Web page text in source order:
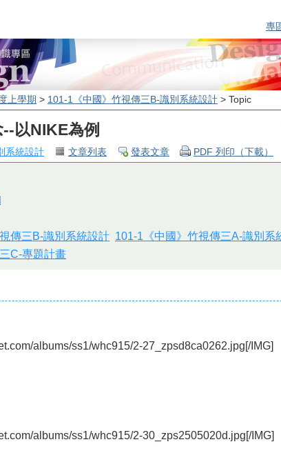
專
上學期 > 101-1《中國》竹視傳三B-識別系統設計 > Topic
以NIKE為例
系統設計 文章列表 發表文章 PDF 列印（下載）
傳三B-識別系統設計 101-1《中國》竹視傳三A-識別系
C-專題計畫
albums/ss1/whc915/2-27_zpsd8ca0262.jpg[/IMG]
albums/ss1/whc915/2-30_zps2505020d.jpg[/IMG]